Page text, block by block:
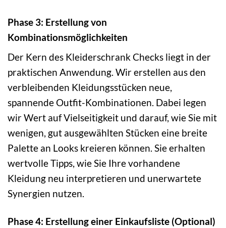
Phase 3: Erstellung von
Kombinationsmöglichkeiten
Der Kern des Kleiderschrank Checks liegt in der
praktischen Anwendung. Wir erstellen aus den
verbleibenden Kleidungsstücken neue,
spannende Outfit-Kombinationen. Dabei legen
wir Wert auf Vielseitigkeit und darauf, wie Sie mit
wenigen, gut ausgewählten Stücken eine breite
Palette an Looks kreieren können. Sie erhalten
wertvolle Tipps, wie Sie Ihre vorhandene
Kleidung neu interpretieren und unerwartete
Synergien nutzen.
Phase 4: Erstellung einer Einkaufsliste (Optional)